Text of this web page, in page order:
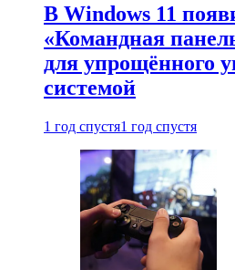
В Windows 11
«Командная
для упрощённого
системой
1 год спустя1 год спустя